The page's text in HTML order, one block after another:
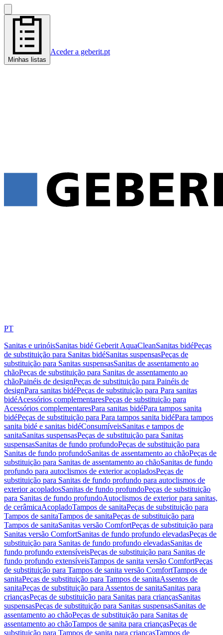
Minhas listas
Aceder a geberit.pt
PT
Sanitas e urinóisSanitas bidé Geberit AquaCleanSanitas bidéPeças
de substituição para Sanitas bidéSanitas suspensasPeças de
substituição para Sanitas suspensasSanitas de assentamento ao
chãoPeças de substituição para Sanitas de assentamento ao
chãoPainéis de designPeças de substituição para Painéis de
designPara sanitas bidéPeças de substituição para Para sanitas
bidéAcessórios complementaresPeças de substituição para
Acessórios complementaresPara sanitas bidéPara tampos sanita
bidéPeças de substituição para Para tampos sanita bidéPara tampos
sanita bidé e sanitas bidéConsumíveisSanitas e tampos de
sanitaSanitas suspensasPeças de substituição para Sanitas
suspensasSanitas de fundo profundoPeças de substituição para
Sanitas de fundo profundoSanitas de assentamento ao chãoPeças de
substituição para Sanitas de assentamento ao chãoSanitas de fundo
profundo para autoclismos de exterior acopladosPeças de
substituição para Sanitas de fundo profundo para autoclismos de
exterior acopladosSanitas de fundo profundoPeças de substituição
para Sanitas de fundo profundoAutoclismos de exterior para sanitas,
de cerâmicaAcopladoTampos de sanitaPeças de substituição para
Tampos de sanitaTampos de sanitaPeças de substituição para
Tampos de sanitaSanitas versão ComfortPeças de substituição para
Sanitas versão ComfortSanitas de fundo profundo elevadasPeças de
substituição para Sanitas de fundo profundo elevadasSanitas de
fundo profundo extensíveisPeças de substituição para Sanitas de
fundo profundo extensíveisTampos de sanita versão ComfortPeças
de substituição para Tampos de sanita versão ComfortTampos de
sanitaPeças de substituição para Tampos de sanitaAssentos de
sanitaPeças de substituição para Assentos de sanitaSanitas para
criançasPeças de substituição para Sanitas para criançasSanitas
suspensasPeças de substituição para Sanitas suspensasSanitas de
assentamento ao chãoPeças de substituição para Sanitas de
assentamento ao chãoTampos de sanita para criançasPeças de
substituição para Tampos de sanita para criançasTampos de